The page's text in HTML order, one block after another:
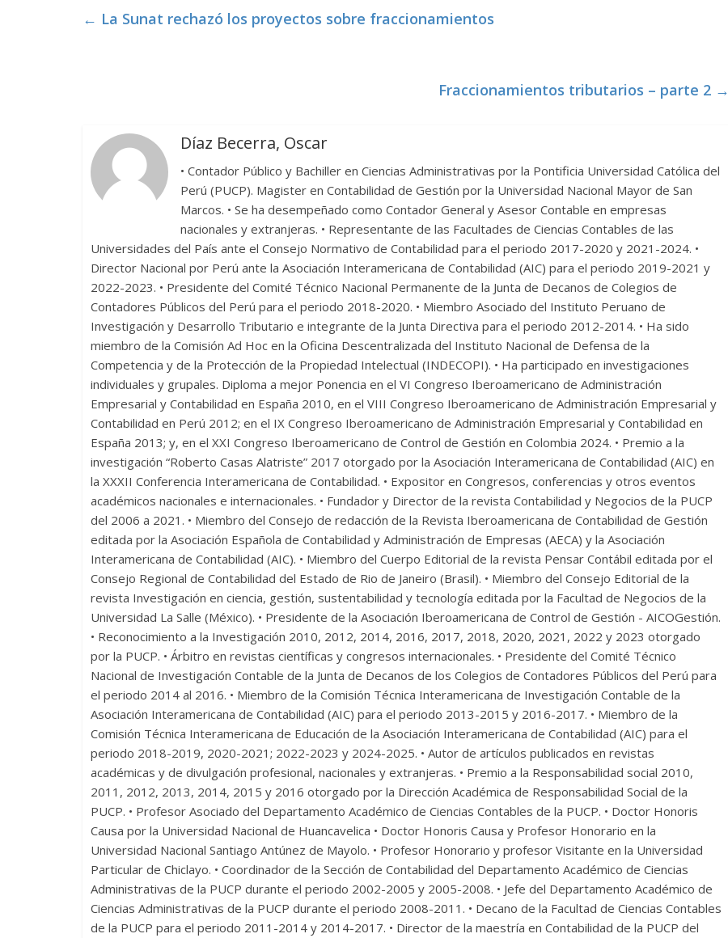
b er p
← La Sunat rechazó los proyectos sobre fraccionamientos
Fraccionamientos tributarios – parte 2 →
Díaz Becerra, Oscar
• Contador Público y Bachiller en Ciencias Administrativas por la Pontificia Universidad Católica del
Perú (PUCP). Magister en Contabilidad de Gestión por la Universidad Nacional Mayor de San
Marcos. • Se ha desempeñado como Contador General y Asesor Contable en empresas
nacionales y extranjeras. • Representante de las Facultades de Ciencias Contables de las
Universidades del País ante el Consejo Normativo de Contabilidad para el periodo 2017-2020 y 2021-2024. •
Director Nacional por Perú ante la Asociación Interamericana de Contabilidad (AIC) para el periodo 2019-2021 y
2022-2023. • Presidente del Comité Técnico Nacional Permanente de la Junta de Decanos de Colegios de
Contadores Públicos del Perú para el periodo 2018-2020. • Miembro Asociado del Instituto Peruano de
Investigación y Desarrollo Tributario e integrante de la Junta Directiva para el periodo 2012-2014. • Ha sido
miembro de la Comisión Ad Hoc en la Oficina Descentralizada del Instituto Nacional de Defensa de la
Competencia y de la Protección de la Propiedad Intelectual (INDECOPI). • Ha participado en investigaciones
individuales y grupales. Diploma a mejor Ponencia en el VI Congreso Iberoamericano de Administración
Empresarial y Contabilidad en España 2010, en el VIII Congreso Iberoamericano de Administración Empresarial y
Contabilidad en Perú 2012; en el IX Congreso Iberoamericano de Administración Empresarial y Contabilidad en
España 2013; y, en el XXI Congreso Iberoamericano de Control de Gestión en Colombia 2024. • Premio a la
investigación “Roberto Casas Alatriste” 2017 otorgado por la Asociación Interamericana de Contabilidad (AIC) en
la XXXII Conferencia Interamericana de Contabilidad. • Expositor en Congresos, conferencias y otros eventos
académicos nacionales e internacionales. • Fundador y Director de la revista Contabilidad y Negocios de la PUCP
del 2006 a 2021. • Miembro del Consejo de redacción de la Revista Iberoamericana de Contabilidad de Gestión
editada por la Asociación Española de Contabilidad y Administración de Empresas (AECA) y la Asociación
Interamericana de Contabilidad (AIC). • Miembro del Cuerpo Editorial de la revista Pensar Contábil editada por el
Consejo Regional de Contabilidad del Estado de Rio de Janeiro (Brasil). • Miembro del Consejo Editorial de la
revista Investigación en ciencia, gestión, sustentabilidad y tecnología editada por la Facultad de Negocios de la
Universidad La Salle (México). • Presidente de la Asociación Iberoamericana de Control de Gestión - AICOGestión.
• Reconocimiento a la Investigación 2010, 2012, 2014, 2016, 2017, 2018, 2020, 2021, 2022 y 2023 otorgado
por la PUCP. • Árbitro en revistas científicas y congresos internacionales. • Presidente del Comité Técnico
Nacional de Investigación Contable de la Junta de Decanos de los Colegios de Contadores Públicos del Perú para
el periodo 2014 al 2016. • Miembro de la Comisión Técnica Interamericana de Investigación Contable de la
Asociación Interamericana de Contabilidad (AIC) para el periodo 2013-2015 y 2016-2017. • Miembro de la
Comisión Técnica Interamericana de Educación de la Asociación Interamericana de Contabilidad (AIC) para el
periodo 2018-2019, 2020-2021; 2022-2023 y 2024-2025. • Autor de artículos publicados en revistas
académicas y de divulgación profesional, nacionales y extranjeras. • Premio a la Responsabilidad social 2010,
2011, 2012, 2013, 2014, 2015 y 2016 otorgado por la Dirección Académica de Responsabilidad Social de la
PUCP. • Profesor Asociado del Departamento Académico de Ciencias Contables de la PUCP. • Doctor Honoris
Causa por la Universidad Nacional de Huancavelica • Doctor Honoris Causa y Profesor Honorario en la
Universidad Nacional Santiago Antúnez de Mayolo. • Profesor Honorario y profesor Visitante en la Universidad
Particular de Chiclayo. • Coordinador de la Sección de Contabilidad del Departamento Académico de Ciencias
Administrativas de la PUCP durante el periodo 2002-2005 y 2005-2008. • Jefe del Departamento Académico de
Ciencias Administrativas de la PUCP durante el periodo 2008-2011. • Decano de la Facultad de Ciencias Contables
de la PUCP para el periodo 2011-2014 y 2014-2017. • Director de la maestría en Contabilidad de la PUCP del